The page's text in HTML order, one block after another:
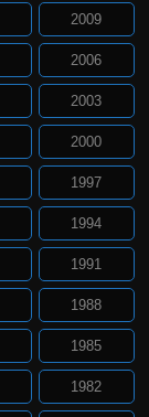
2009
2006
2003
2000
1997
1994
1991
1988
1985
1982